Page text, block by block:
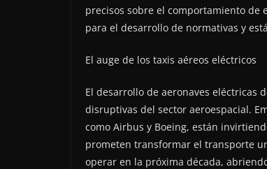
precisos sobre el comportamiento de
para el desarrollo de normativas y
El auge de los taxis aéreos eléctricos
El desarrollo de aeronaves eléctricas
disruptivas del sector aeroespacial.
como Airbus y Boeing, están
prometen transformar el transporte
operar en la próxima década,